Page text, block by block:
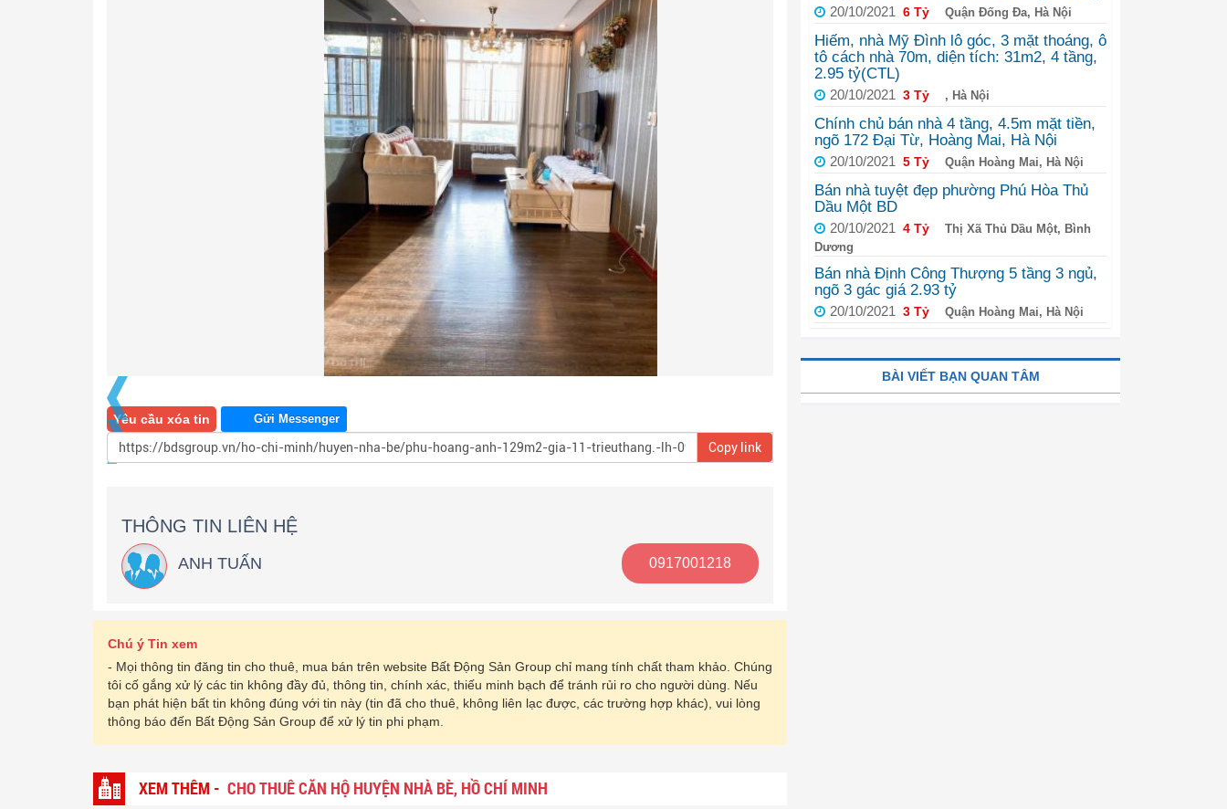
Yêu cầu xóa tin Gửi Messenger
Copy link
THÔNG TIN LIÊN HỆ
ANH TUẤN 0917001218
Chú ý Tin xem
- Mọi thông tin đăng tin cho thuê, mua bán trên website Bất Động Sản Group chỉ mang tính chất tham khảo. Chúng
tôi cố gắng xử lý các tin không đầy đủ, thông tin, chính xác, thiếu minh bạch để tránh rủi ro cho người dùng. Nếu
bạn phát hiện bất tin không đúng với tin này (tin đã cho thuê, không liên lạc được, các trường hợp khác), vui lòng
thông báo đến Bất Động Sản Group để xử lý tin phi phạm.
XEM THÊM - CHO THUÊ CĂN HỘ HUYỆN NHÀ BÈ, HỒ CHÍ MINH
20/10/2021 6 Tỷ Quận Đống Đa, Hà Nội
Hiếm, nhà Mỹ Đình lô góc, 3 mặt thoáng, ô
tô cách nhà 70m, diện tích: 31m2, 4 tầng,
2.95 tỷ(CTL)
20/10/2021 3 Tỷ , Hà Nội
Chính chủ bán nhà 4 tầng, 4.5m mặt tiền,
ngõ 172 Đại Từ, Hoàng Mai, Hà Nội
20/10/2021 5 Tỷ Quận Hoàng Mai, Hà Nội
Bán nhà tuyệt đẹp phường Phú Hòa Thủ
Dầu Một BD
20/10/2021 4 Tỷ
Thị Xã Thủ Dầu Một, Bình
Dương
Bán nhà Định Công Thượng 5 tầng 3 ngủ,
ngõ 3 gác giá 2.93 tỷ
20/10/2021 3 Tỷ Quận Hoàng Mai, Hà Nội
BÀI VIẾT BẠN QUAN TÂM